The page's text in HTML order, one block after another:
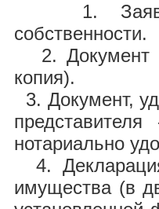
1.
собственности.
2. Документ
копия).
3. Документ,
нотариально
4.
имущества (в